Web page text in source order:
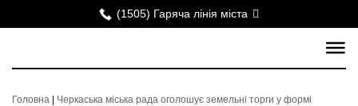
(1505) Гаряча лінія міста
Головна
Черкаська міська рада оголошує земельні торги у формі